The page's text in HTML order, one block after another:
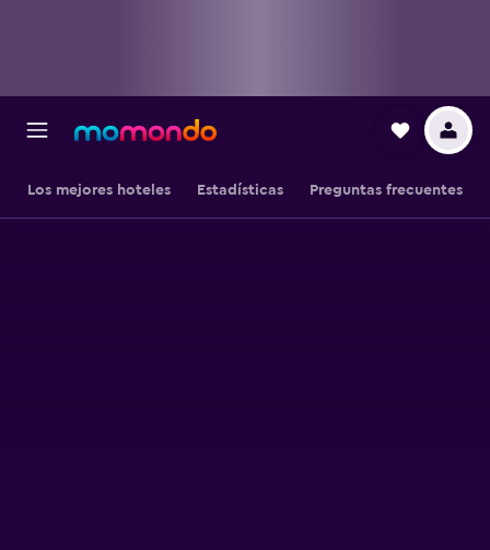
Los mejores hoteles Estadísticas Preguntas frecuentes